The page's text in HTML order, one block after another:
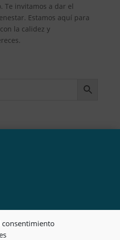
consentimiento
Te invitamos a dar el
Estamos aquí para
la calidez y